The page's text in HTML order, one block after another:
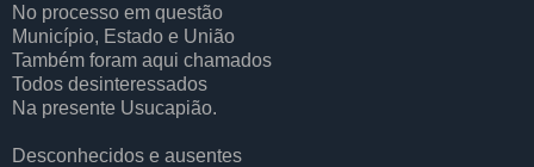
No processo em questão
Município, Estado e União
Também foram aqui chamados
Todos desinteressados
Na presente Usucapião.
Desconhecidos e ausentes